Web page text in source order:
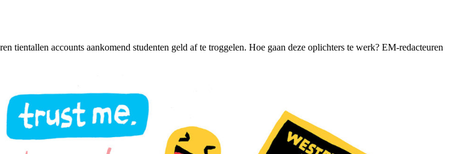
tientallen accounts aankomend studenten geld af te troggelen. Hoe gaan deze oplichters te werk? EM-redacteuren